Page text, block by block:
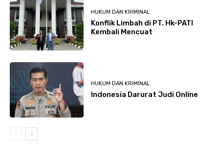
HUKUM DAN KRIMINAL
Konflik Limbah di PT. Hk-PATI
Kembali Mencuat
HUKUM DAN KRIMINAL
Indonesia Darurat Judi Online